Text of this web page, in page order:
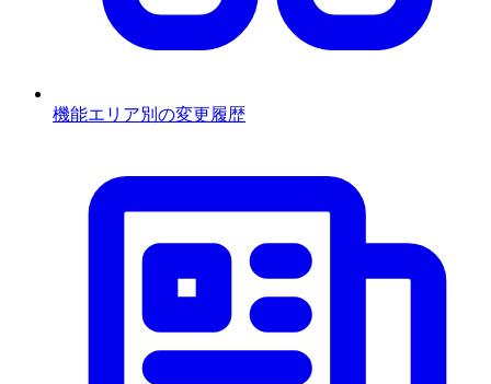
機能エリア別の変更履歴